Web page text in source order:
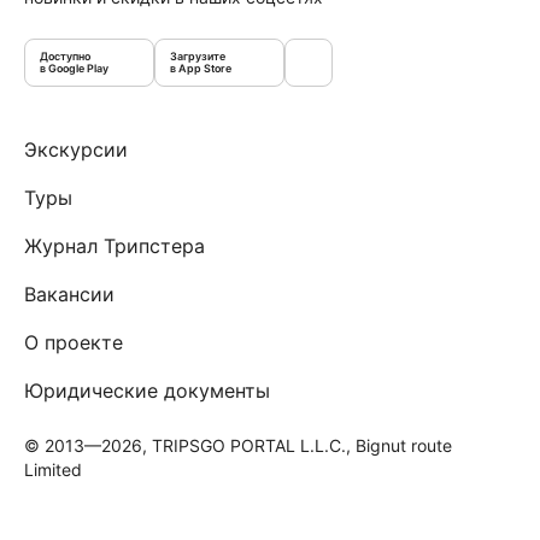
Доступно
в Google Play
Загрузите
в App Store
Экскурсии
Туры
Журнал Трипстера
Вакансии
О проекте
Юридические документы
© 2013—2026, TRIPSGO PORTAL L.L.C., Bignut route
Limited